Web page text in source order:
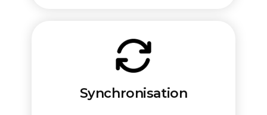
Synchronisation